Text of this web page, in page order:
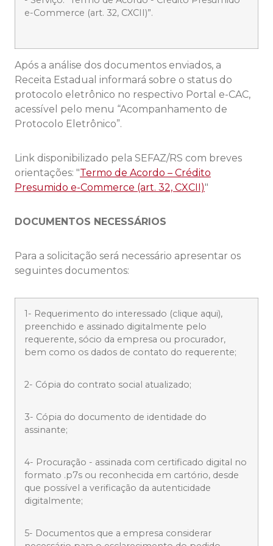
e-Commerce (art. 32, CXCII)”.
Após a análise dos documentos enviados, a
Receita Estadual informará sobre o status do
protocolo eletrônico no respectivo Portal e-CAC,
acessível pelo menu “Acompanhamento de
Protocolo Eletrônico”.
Link disponibilizado pela SEFAZ/RS com breves
orientações: "Termo de Acordo – Crédito
Presumido e-Commerce (art. 32, CXCII)"
DOCUMENTOS NECESSÁRIOS
Para a solicitação será necessário apresentar os
seguintes documentos:
1- Requerimento do interessado (clique aqui),
preenchido e assinado digitalmente pelo
requerente, sócio da empresa ou procurador,
bem como os dados de contato do requerente;
2- Cópia do contrato social atualizado;
3- Cópia do documento de identidade do
assinante;
4- Procuração - assinada com certificado digital no
formato .p7s ou reconhecida em cartório, desde
que possível a verificação da autenticidade
digitalmente;
5- Documentos que a empresa considerar